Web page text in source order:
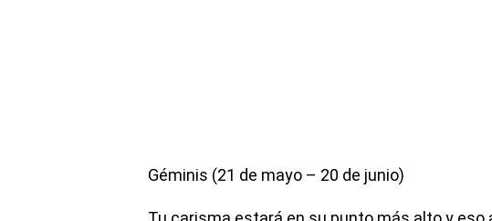
Géminis (21 de mayo – 20 de junio)